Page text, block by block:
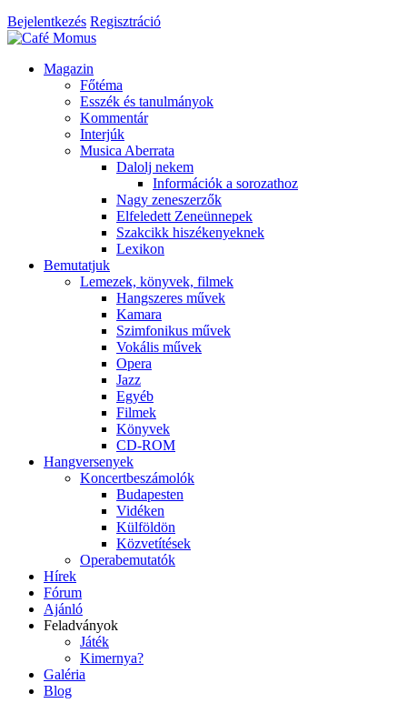
Bejelentkezés Regisztráció
Magazin
Főtéma
Esszék és tanulmányok
Kommentár
Interjúk
Musica Aberrata
Dalolj nekem
Információk a sorozathoz
Nagy zeneszerzők
Elfeledett Zeneünnepek
Szakcikk hiszékenyeknek
Lexikon
Bemutatjuk
Lemezek, könyvek, filmek
Hangszeres művek
Kamara
Szimfonikus művek
Vokális művek
Opera
Jazz
Egyéb
Filmek
Könyvek
CD-ROM
Hangversenyek
Koncertbeszámolók
Budapesten
Vidéken
Külföldön
Közvetítések
Operabemutatók
Hírek
Fórum
Ajánló
Feladványok
Játék
Kimernya?
Galéria
Blog